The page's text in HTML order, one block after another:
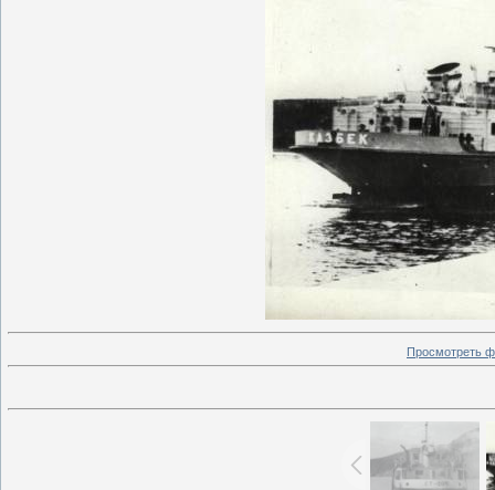
Просмотреть